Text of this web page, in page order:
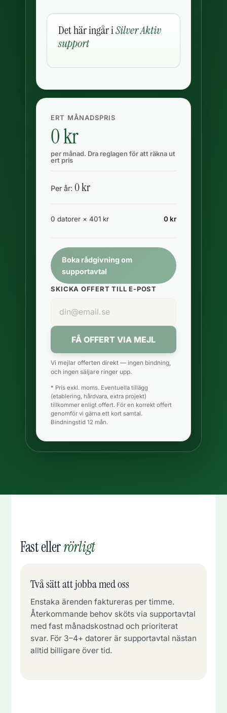
Det här ingår iSilver Aktiv
support
ERT MÅNADSPRIS
0kr
per månad. Dra reglagen för att räkna ut
ert pris
Per år:0kr
0 datorer ×401 kr 0kr
Boka rådgivning om
supportavtal
SKICKA OFFERT TILL E-POST
FÅ OFFERT VIA MEJL
Vi mejlar offerten direkt — ingen bindning,
och ingen säljare ringer upp.
* Pris exkl. moms. Eventuella tillägg
(etablering, hårdvara, extra projekt)
tillkommer enligt offert. För en korrekt offert
genomför vi gärna ett kort samtal.
Bindningstid 12 mån.
Fast ellerrörligt
Två sätt att jobba med oss
Enstaka ärenden faktureras per timme.
Återkommande behov sköts via supportavtal
med fast månadskostnad och prioriterat
svar. För 3–4+ datorer är supportavtal nästan
alltid billigare över tid.